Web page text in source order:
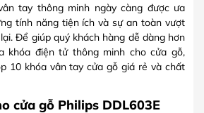
tay thông minh ngày càng được ưa
tính năng tiện ích và sự an toàn vượt
Để giúp quý khách hàng dễ dàng hơn
khóa điện tử thông minh cho cửa gỗ,
10 khóa vân tay cửa gỗ giá rẻ và chất
cửa gỗ Philips DDL603E